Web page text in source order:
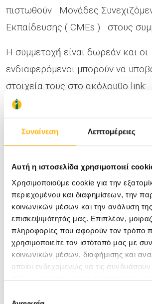
Συναίνεση Λεπτομέρειες
Αυτή η ιστοσελίδα χρησιμοποιεί
Χρησιμοποιούμε cookie για την
περιεχομένου και διαφημίσεων, την
κοινωνικών μέσων και την ανάλυση της
επισκεψιμότητάς μας. Επιπλέον,
πληροφορίες που αφορούν τον τρόπο
χρησιμοποιείτε τον ιστότοπό μας με
κοινωνικών μέσων, διαφήμισης και
οποίοι ενδεχομένως να τις
πληροφορίες που τους έχετε
των υπηρεσιών τους.
πιστωθούν Μονάδες
Εκπαίδευσης ( CMEs ) στους
Η συμμετοχή́ είναι δωρεάν και οι
ενδιαφερόμενοι μπορούν να
στοιχεία τους στο ακόλουθο link:
https://bit.ly/41Alrh2
Για οποιαδήποτε περαιτέρω
διευκρίνιση χρειαστείτε,
επικοινωνήσετε στα τηλέφωνα
(Γραμματεία Σεμιναρίου –
ή210 6383906(Αθηνά Άντζου –
Επιστημονικού Προγράμματος,
Συνεδρίων Ομίλου ΙΑΣΩ).
Μπορείτε να δείτεεδώτο Νεο
Πρόγραμμα του σεμιναρίου.